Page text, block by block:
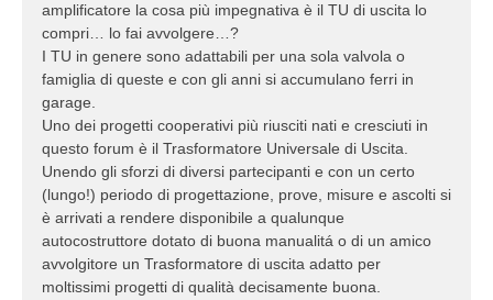
amplificatore la cosa più impegnativa è il TU di uscita lo
compri… lo fai avvolgere…?
I TU in genere sono adattabili per una sola valvola o
famiglia di queste e con gli anni si accumulano ferri in
garage.
Uno dei progetti cooperativi più riusciti nati e cresciuti in
questo forum è il Trasformatore Universale di Uscita.
Unendo gli sforzi di diversi partecipanti e con un certo
(lungo!) periodo di progettazione, prove, misure e ascolti si
è arrivati a rendere disponibile a qualunque
autocostruttore dotato di buona manualitá o di un amico
avvolgitore un Trasformatore di uscita adatto per
moltissimi progetti di qualità decisamente buona.